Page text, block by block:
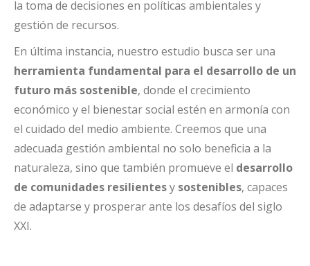
la toma de decisiones en políticas ambientales y
gestión de recursos.
En última instancia, nuestro estudio busca ser una
herramienta fundamental para el desarrollo de un
futuro más sostenible, donde el crecimiento
económico y el bienestar social estén en armonía con
el cuidado del medio ambiente. Creemos que una
adecuada gestión ambiental no solo beneficia a la
naturaleza, sino que también promueve el desarrollo
de comunidades resilientesy sostenibles, capaces
de adaptarse y prosperar ante los desafíos del siglo
XXI.